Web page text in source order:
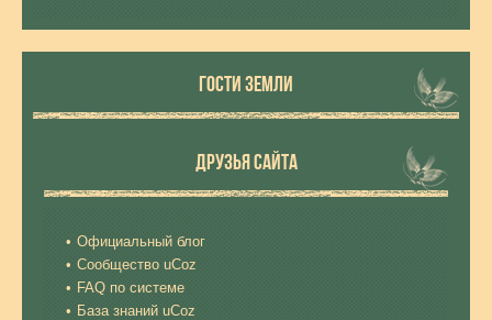
ГОСТИ ЗЕМЛИ
ДРУЗЬЯ САЙТА
Официальный блог
Сообщество uCoz
FAQ по системе
База знаний uCoz